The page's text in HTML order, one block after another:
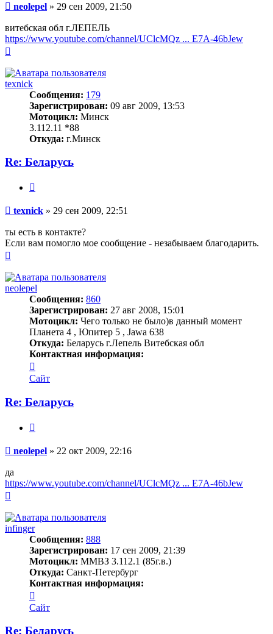
Сообщение
neolepel » 29 сен 2009, 21:50
витебская обл г.ЛЕПЕЛЬ
https://www.youtube.com/channel/UClcMQz ... E7A-46bJew
началу
texnick
Сообщения: 179
Зарегистрирован: 09 авг 2009, 13:53
Мотоцикл: Минск
3.112.11 *88
Откуда: г.Минск
Re: Беларусь
Сообщение
texnick » 29 сен 2009, 22:51
ты есть в контакте?
Если вам помогло мое сообщение - незабываем благодарить.
началу
neolepel
Сообщения: 860
Зарегистрирован: 27 авг 2008, 15:01
Мотоцикл: Чего только не было)в данный момент
Планета 4 , Юпитер 5 , Jawa 638
Откуда: Беларусь г.Лепель Витебская обл
Контактная информация:
информация
пользователя
Сайт
Re: Беларусь
Сообщение
neolepel » 22 окт 2009, 22:16
да
https://www.youtube.com/channel/UClcMQz ... E7A-46bJew
началу
infinger
Сообщения: 888
Зарегистрирован: 17 сен 2009, 21:39
Мотоцикл: ММВЗ 3.112.1 (85г.в.)
Откуда: Санкт-Петербург
Контактная информация:
информация
пользователя
Сайт
Re: Беларусь